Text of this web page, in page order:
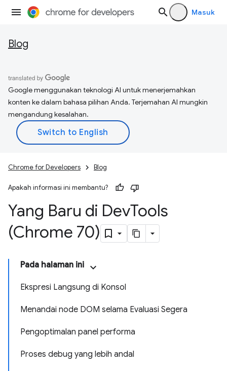
Masuk
Blog
Google menggunakan teknologi AI untuk menerjemahkan
konten ke dalam bahasa pilihan Anda. Terjemahan AI mungkin
mengandung kesalahan.
Chrome for Developers Blog
Apakah informasi ini membantu?
Yang Baru di DevTools
(Chrome 70)
Pada halaman ini
Ekspresi Langsung di Konsol
Menandai node DOM selama Evaluasi Segera
Pengoptimalan panel performa
Proses debug yang lebih andal